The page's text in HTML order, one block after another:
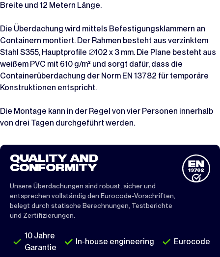
Breite und 12 Metern Länge.
Die Überdachung wird mittels Befestigungsklammern an
Containern montiert. Der Rahmen besteht aus verzinktem
Stahl S355, Hauptprofile ∅102 x 3 mm. Die Plane besteht aus
weißem PVC mit 610 g/m² und sorgt dafür, dass die
Containerüberdachung der Norm EN 13782 für temporäre
Konstruktionen entspricht.
Die Montage kann in der Regel von vier Personen innerhalb
von drei Tagen durchgeführt werden.
QUALITY AND
CONFORMITY
Unsere Überdachungen sind robust, sicher und
entsprechen vollständig den Eurocode-Vorschriften,
belegt durch statische Berechnungen, Testberichte
und Zertifizierungen.
10 Jahre
Garantie
In-house engineering Eurocode